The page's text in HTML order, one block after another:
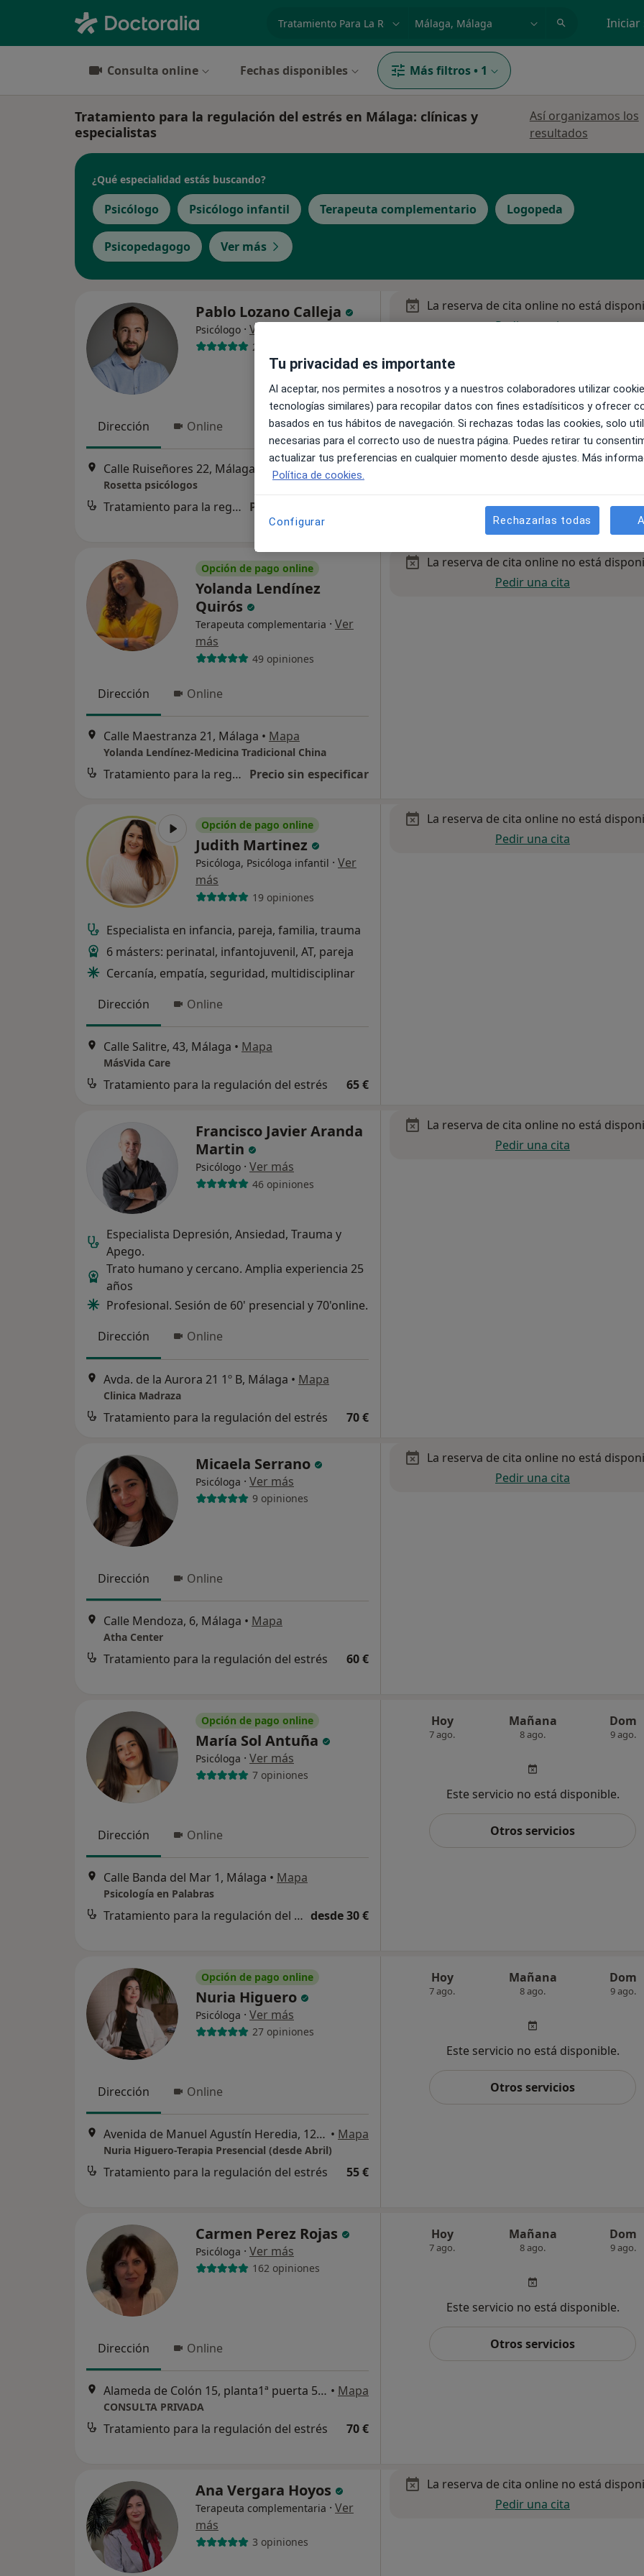
especialidad, enfermedad o nombre
p. ej. Madrid Iniciar
Consulta online Fechas disponibles Más filtros • 1
Tratamiento para la regulación del estrés en Málaga: clínicas y
especialistas
Así organizamos los
resultados
¿Qué especialidad estás buscando?
Psicólogo Psicólogo infantil Terapeuta complementario Logopeda
Psicopedagogo Ver más
Pablo Lozano Calleja
Psicólogo · Ver más
26 opiniones
Dirección Online
Calle Ruiseñores 22, Málaga Mapa
Rosetta psicólogos
Tratamiento para la regulación del estrés Precio sin especificar
La reserva de cita online no está
Pedir una cita
Opción de pago online
Yolanda Lendínez
Quirós
Terapeuta complementaria · Ver
más
49 opiniones
Dirección Online
Calle Maestranza 21, Málaga • Mapa
Yolanda Lendínez-Medicina Tradicional China
Tratamiento para la regulación del estrés Precio sin especificar
La reserva de cita online no está
Pedir una cita
Opción de pago online
Judith Martinez
Psicóloga, Psicóloga infantil · Ver
más
19 opiniones
Especialista en infancia, pareja, familia, trauma
6 másters: perinatal, infantojuvenil, AT, pareja
Cercanía, empatía, seguridad, multidisciplinar
Dirección
Online
Calle Salitre, 43, Málaga • Mapa
MásVida Care
Tratamiento para la regulación del estrés 65 €
La reserva de cita online no está
Pedir una cita
Francisco Javier Aranda
Martin
Psicólogo · Ver más
46 opiniones
Especialista Depresión, Ansiedad, Trauma y
Apego.
Trato humano y cercano. Amplia experiencia 25
años
Profesional. Sesión de 60' presencial y 70'online.
Dirección
Online
Avda. de la Aurora 21 1º B, Málaga • Mapa
Clinica Madraza
Tratamiento para la regulación del estrés 70 €
La reserva de cita online no está
Pedir una cita
Micaela Serrano
Psicóloga · Ver más
9 opiniones
Dirección Online
Calle Mendoza, 6, Málaga • Mapa
Atha Center
Tratamiento para la regulación del estrés 60 €
La reserva de cita online no está
Pedir una cita
Opción de pago online
María Sol Antuña
Psicóloga · Ver más
7 opiniones
Dirección Online
Calle Banda del Mar 1, Málaga • Mapa
Psicología en Palabras
Tratamiento para la regulación del estrés desde 30 €
Hoy
7 ago.
Mañana
8 ago.
Dom
9 ago.
Este servicio no está disponible.
Otros servicios
Opción de pago online
Nuria Higuero
Psicóloga · Ver más
27 opiniones
Dirección Online
Avenida de Manuel Agustín Heredia, 12, Málaga • Mapa
Nuria Higuero-Terapia Presencial (desde Abril)
Tratamiento para la regulación del estrés 55 €
Hoy
7 ago.
Mañana
8 ago.
Dom
9 ago.
Este servicio no está disponible.
Otros servicios
Carmen Perez Rojas
Psicóloga · Ver más
162 opiniones
Dirección Online
Alameda de Colón 15, planta1ª puerta 5, Málaga • Mapa
CONSULTA PRIVADA
Tratamiento para la regulación del estrés 70 €
Hoy
7 ago.
Mañana
8 ago.
Dom
9 ago.
Este servicio no está disponible.
Otros servicios
Ana Vergara Hoyos
Terapeuta complementaria · Ver
más
3 opiniones
La reserva de cita online no está
Pedir una cita
Tu privacidad es importante
Al aceptar, nos permites a nosotros y a nuestros colaboradores utilizar
tecnologías similares) para recopilar datos con fines estadísiticos y ofrecer
basados en tus hábitos de navegación. Si rechazas todas las cookies, solo
necesarias para el correcto uso de nuestra página. Puedes retirar tu
actualizar tus preferencias en cualquier momento desde ajustes. Más
Política de cookies.
Configurar Rechazarlas todas